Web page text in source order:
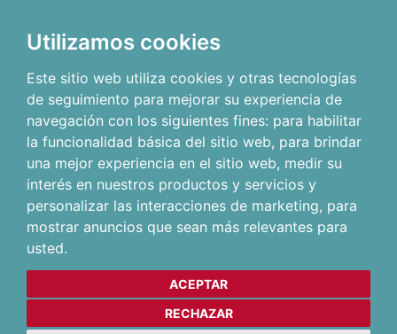
Utilizamos cookies
Este sitio web utiliza cookies y otras tecnologías
de seguimiento para mejorar su experiencia de
navegación con los siguientes fines: para habilitar
la funcionalidad básica del sitio web, para brindar
una mejor experiencia en el sitio web, medir su
interés en nuestros productos y servicios y
personalizar las interacciones de marketing, para
mostrar anuncios que sean más relevantes para
usted.
ACEPTAR
RECHAZAR